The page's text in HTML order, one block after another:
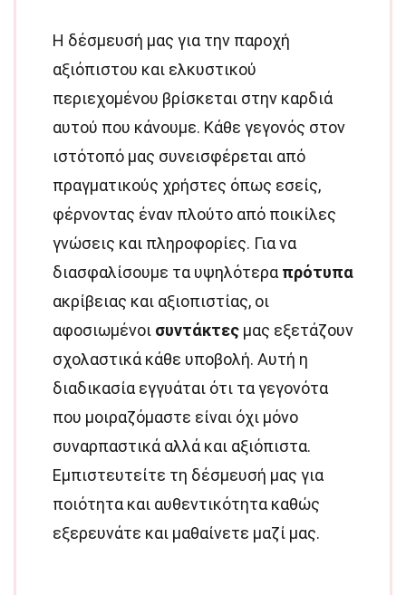
Η δέσμευσή μας για την παροχή
αξιόπιστου και ελκυστικού
περιεχομένου βρίσκεται στην καρδιά
αυτού που κάνουμε. Κάθε γεγονός στον
ιστότοπό μας συνεισφέρεται από
πραγματικούς χρήστες όπως εσείς,
φέρνοντας έναν πλούτο από ποικίλες
γνώσεις και πληροφορίες. Για να
διασφαλίσουμε τα υψηλότερα πρότυπα
ακρίβειας και αξιοπιστίας, οι
αφοσιωμένοι συντάκτες μας εξετάζουν
σχολαστικά κάθε υποβολή. Αυτή η
διαδικασία εγγυάται ότι τα γεγονότα
που μοιραζόμαστε είναι όχι μόνο
συναρπαστικά αλλά και αξιόπιστα.
Εμπιστευτείτε τη δέσμευσή μας για
ποιότητα και αυθεντικότητα καθώς
εξερευνάτε και μαθαίνετε μαζί μας.